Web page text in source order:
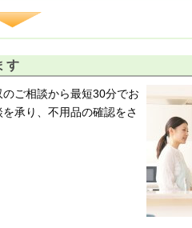
す
ご相談から最短30分でお
承り、不用品の確認をさ